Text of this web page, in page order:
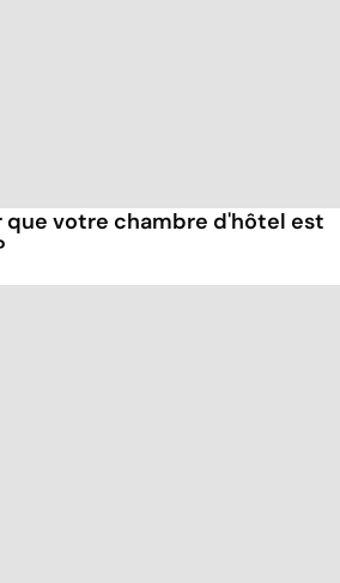
votre chambre d'hôtel est